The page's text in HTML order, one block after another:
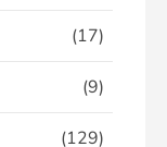
(17)
(9)
(129)